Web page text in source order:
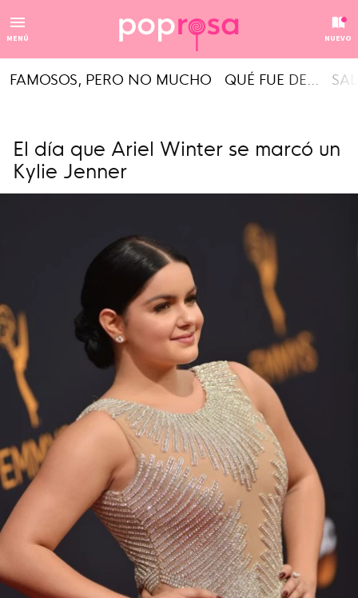
MENÚ NUEVO
FAMOSOS, PERO NO MUCHO QUÉ FUE DE...
El día que Ariel Winter se marcó un
Kylie Jenner